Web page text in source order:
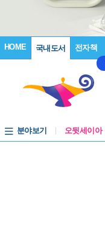
HOME 국내도서 전자책
분야보기 오뒷세이아